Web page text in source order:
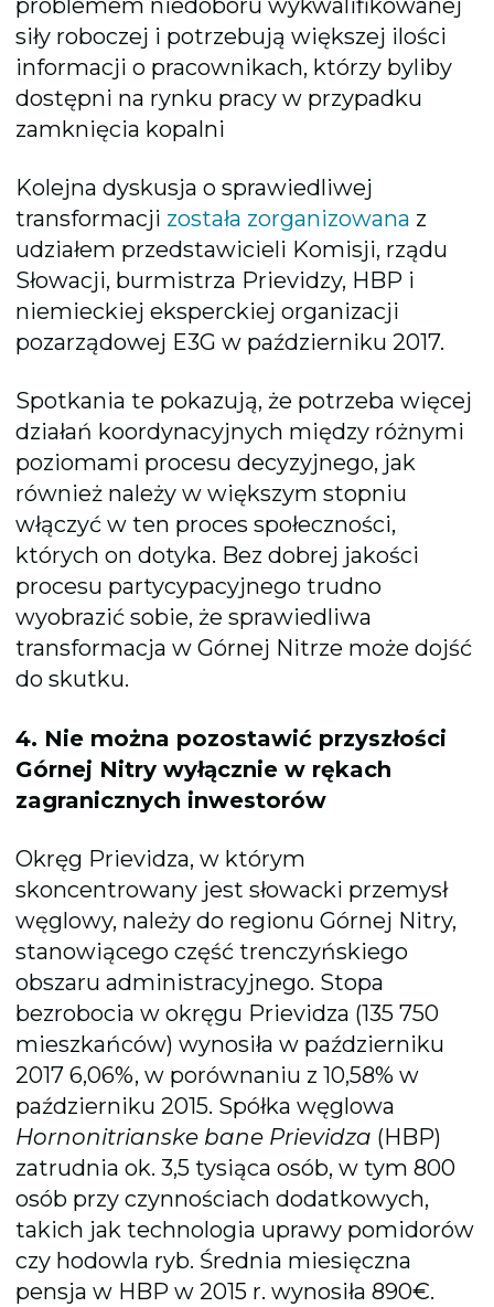
siły roboczej i potrzebują większej ilości
informacji o pracownikach, którzy byliby
dostępni na rynku pracy w przypadku
zamknięcia kopalni
Kolejna dyskusja o sprawiedliwej
transformacji została zorganizowana z
udziałem przedstawicieli Komisji, rządu
Słowacji, burmistrza Prievidzy, HBP i
niemieckiej eksperckiej organizacji
pozarządowej E3G w październiku 2017.
Spotkania te pokazują, że potrzeba więcej
działań koordynacyjnych między różnymi
poziomami procesu decyzyjnego, jak
również należy w większym stopniu
włączyć w ten proces społeczności,
których on dotyka. Bez dobrej jakości
procesu partycypacyjnego trudno
wyobrazić sobie, że sprawiedliwa
transformacja w Górnej Nitrze może dojść
do skutku.
4. Nie można pozostawić przyszłości
Górnej Nitry wyłącznie w rękach
zagranicznych inwestorów
Okręg Prievidza, w którym
skoncentrowany jest słowacki przemysł
węglowy, należy do regionu Górnej Nitry,
stanowiącego część trenczyńskiego
obszaru administracyjnego. Stopa
bezrobocia w okręgu Prievidza (135 750
mieszkańców) wynosiła w październiku
2017 6,06%, w porównaniu z 10,58% w
październiku 2015. Spółka węglowa
Hornonitrianske bane Prievidza (HBP)
zatrudnia ok. 3,5 tysiąca osób, w tym 800
osób przy czynnościach dodatkowych,
takich jak technologia uprawy pomidorów
czy hodowla ryb. Średnia miesięczna
pensja w HBP w 2015 r. wynosiła 890€.